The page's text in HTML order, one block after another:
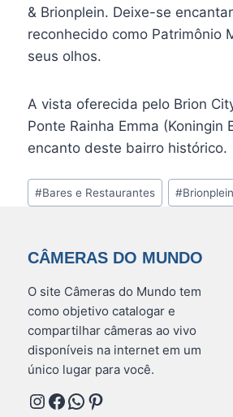
& Brionplein. Deixe-se
reconhecido como Patrimônio
seus olhos.
A vista oferecida pelo Brion
Ponte Rainha Emma
encanto deste bairro histórico.
Tags
do
#Bares e Restaurantes #Brionplein
CÂMERAS DO MUNDO
O site Câmeras do Mundo tem
como objetivo catalogar e
compartilhar câmeras ao vivo
disponíveis na internet em um
único lugar para você.
Instagram
Facebook
WhatsApp
Pinterest